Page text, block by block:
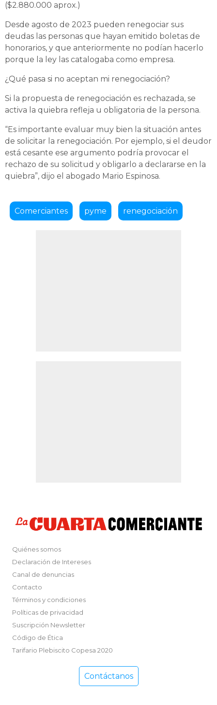
($2.880.000 aprox.)
Desde agosto de 2023 pueden renegociar sus
deudas las personas que hayan emitido boletas de
honorarios, y que anteriormente no podían hacerlo
porque la ley las catalogaba como empresa.
¿Qué pasa si no aceptan mi renegociación?
Si la propuesta de renegociación es rechazada, se
activa la quiebra refleja u obligatoria de la persona.
“Es importante evaluar muy bien la situación antes
de solicitar la renegociación. Por ejemplo, si el deudor
está cesante ese argumento podría provocar el
rechazo de su solicitud y obligarlo a declararse en la
quiebra”, dijo el abogado Mario Espinosa.
Comerciantes pyme renegociación
Quiénes somos
Declaración de Intereses
Canal de denuncias
Contacto
Términos y condiciones
Políticas de privacidad
Suscripción Newsletter
Código de Ética
Tarifario Plebiscito Copesa 2020
Contáctanos